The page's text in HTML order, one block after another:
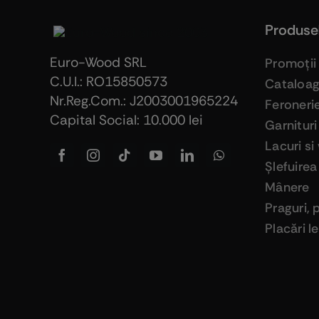
Euro-Wood SRL
C.U.I.: RO15850573
Nr.Reg.Com.: J2003001965224
Capital Social: 10.000 lei
Promoţii
Lacuri si
Mânere
Praguri,
Placări